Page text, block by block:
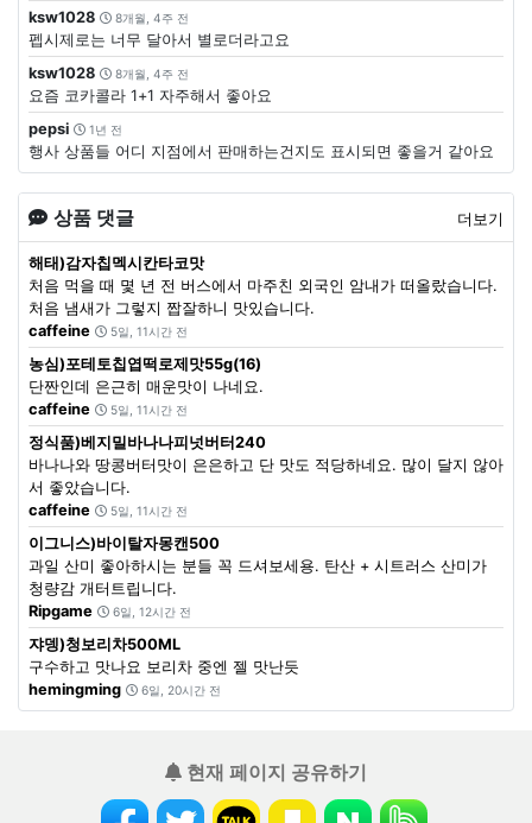
ksw1028
8개월, 4주 전
펩시제로는 너무 달아서 별로더라고요
ksw1028
8개월, 4주 전
요즘 코카콜라 1+1 자주해서 좋아요
pepsi
1년 전
행사 상품들 어디 지점에서 판매하는건지도 표시되면 좋을거 같아요
상품 댓글 더보기
해태)감자칩멕시칸타코맛
처음 먹을 때 몇 년 전 버스에서 마주친 외국인 암내가 떠올랐습니다.
처음 냄새가 그렇지 짭잘하니 맛있습니다.
caffeine
5일, 11시간 전
농심)포테토칩엽떡로제맛55g(16)
단짠인데 은근히 매운맛이 나네요.
caffeine
5일, 11시간 전
정식품)베지밀바나나피넛버터240
바나나와 땅콩버터맛이 은은하고 단 맛도 적당하네요. 많이 달지 않아
서 좋았습니다.
caffeine
5일, 11시간 전
이그니스)바이탈자몽캔500
과일 산미 좋아하시는 분들 꼭 드셔보세용. 탄산 + 시트러스 산미가
청량감 개터트립니다.
Ripgame
6일, 12시간 전
쟈뎅)청보리차500ML
구수하고 맛나요 보리차 중엔 젤 맛난듯
hemingming
6일, 20시간 전
현재 페이지 공유하기